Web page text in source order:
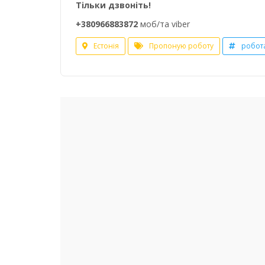
Тільки дзвоніть!
+380966883872 моб/та viber
Естонія Пропоную роботу